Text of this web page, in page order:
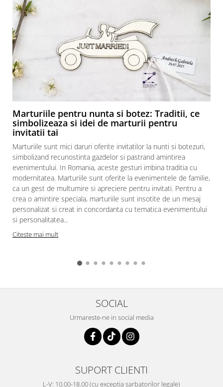
Marturiile pentru nunta si botez: Traditii, ce
simbolizeaza si idei de marturii pentru
invitatii tai
Marturiile sunt mici daruri oferite invitatilor la nunti si botezuri,
simbolizand recunostinta gazdelor si pastrand amintirea
evenimentului. In Romania, aceste gesturi imbina traditia cu
modernitatea. Marturiile sunt oferite la evenimentele de familie,
ca un gest de multumire si apreciere pentru invitati. Pentru a
crea o amintire speciala, marturiile sunt insotite de un mesaj
personalizat si creat in concordanta cu tematica evenimentului
si personalitatea...
Citeste mai mult
SOCIAL
Urmareste-ne in social media
SUPORT CLIENTI
L-V: 10.00-18.00 (cu exceptia sarbatorilor legale)